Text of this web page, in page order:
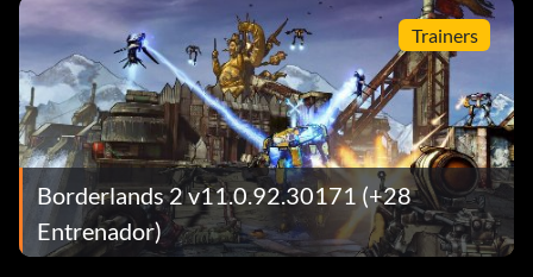
Trainers
Borderlands 2 v11.0.92.30171 (+28
Entrenador)